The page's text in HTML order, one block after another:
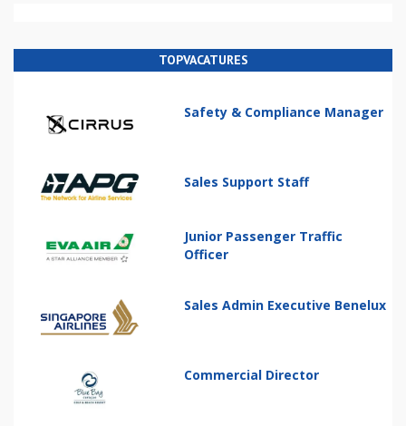
TOPVACATURES
Safety & Compliance Manager
Sales Support Staff
Junior Passenger Traffic
Officer
Sales Admin Executive Benelux
Commercial Director